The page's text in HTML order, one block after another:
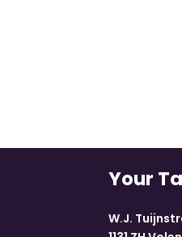
Your
W.J.